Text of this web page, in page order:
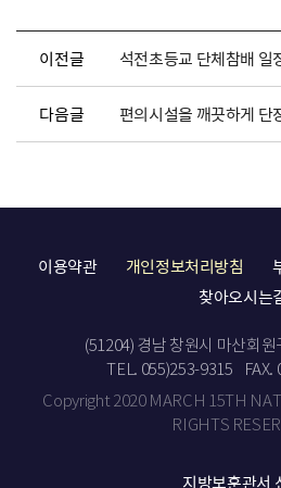
이전글 석전초등교 단체참배 일
다음글 편의시설을 깨끗하게 단
이용약관 개인정보처리방침
찾아오시는
(51204) 경남 창원시 마산회
TEL. 055)253-9315
Copyright 2020 MARCH 15TH
RIGHTS
지방보훈관서